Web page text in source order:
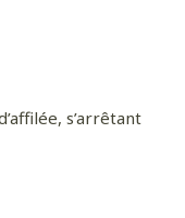
s’arrêtant